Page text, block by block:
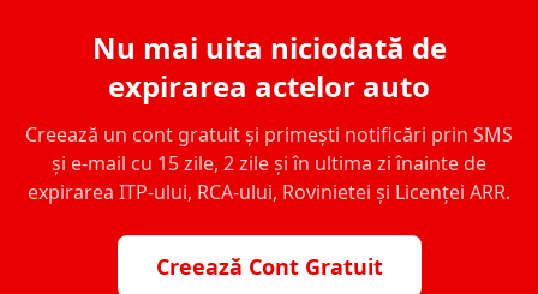
Nu mai uita niciodată de
expirarea actelor auto
Creează un cont gratuit și primești notificări prin SMS
și e-mail cu 15 zile, 2 zile și în ultima zi înainte de
expirarea ITP-ului, RCA-ului, Rovinietei și Licenței ARR.
Creează Cont Gratuit